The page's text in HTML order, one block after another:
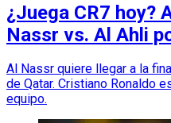
¿Juega CR7 hoy?
Nassr vs. Al Ahli
Al Nassr quiere llegar a la
de Qatar. Cristiano Ronaldo
equipo.